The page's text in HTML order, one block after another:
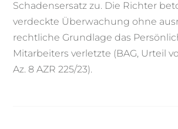
Schadensersatz zu. Die Richter
verdeckte Überwachung ohne
rechtliche Grundlage das
Mitarbeiters verletzte (BAG, Urteil
Az. 8 AZR 225/23).